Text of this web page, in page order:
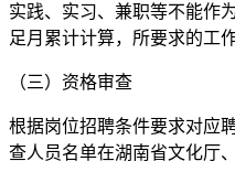
实践、实习、兼职等不能作
足月累计计算，所要求的工
（三）资格审查
根据岗位招聘条件要求对应
查人员名单在湖南省文化厅